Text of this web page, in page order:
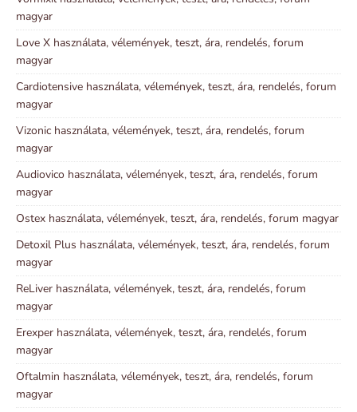
magyar
Love X használata, vélemények, teszt, ára, rendelés, forum
magyar
Cardiotensive használata, vélemények, teszt, ára, rendelés, forum
magyar
Vizonic használata, vélemények, teszt, ára, rendelés, forum
magyar
Audiovico használata, vélemények, teszt, ára, rendelés, forum
magyar
Ostex használata, vélemények, teszt, ára, rendelés, forum magyar
Detoxil Plus használata, vélemények, teszt, ára, rendelés, forum
magyar
ReLiver használata, vélemények, teszt, ára, rendelés, forum
magyar
Erexper használata, vélemények, teszt, ára, rendelés, forum
magyar
Oftalmin használata, vélemények, teszt, ára, rendelés, forum
magyar